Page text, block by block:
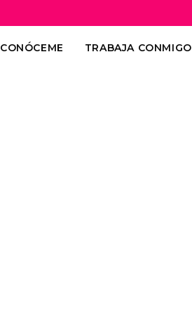
CONÓCEME TRABAJA CONMIGO